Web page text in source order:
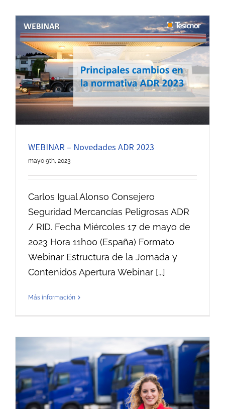
WEBINAR – Novedades ADR 2023
mayo 9th, 2023
Carlos Igual Alonso Consejero
Seguridad Mercancías Peligrosas ADR
/ RID. Fecha Miércoles 17 de mayo de
2023 Hora 11h00 (España) Formato
Webinar Estructura de la Jornada y
Contenidos Apertura Webinar [...]
Más información